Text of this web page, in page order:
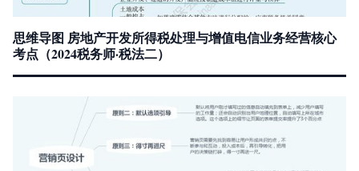
思维导图 房地产开发所得税处理与增值电信业务经营核心
考点（2024税务师·税法二）